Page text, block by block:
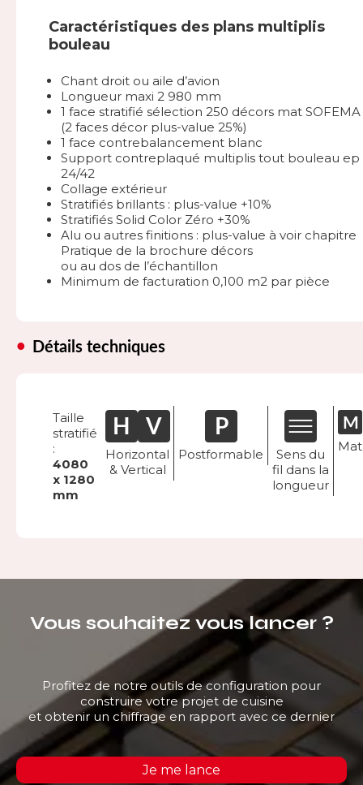
Caractéristiques des plans multiplis
bouleau
Chant droit ou aile d’avion
Longueur maxi 2 980 mm
1 face stratifié sélection 250 décors mat SOFEMA
(2 faces décor plus-value 25%)
1 face contrebalancement blanc
Support contreplaqué multiplis tout bouleau ep
24/42
Collage extérieur
Stratifiés brillants : plus-value +10%
Stratifiés Solid Color Zéro +30%
Alu ou autres finitions : plus-value à voir chapitre
Pratique de la brochure décors
ou au dos de l’échantillon
Minimum de facturation 0,100 m2 par pièce
Détails techniques
Taille
stratifié
:
4080
x 1280
mm
Horizontal
& Vertical
Postformable
Sens du
fil dans la
longueur
Mat
Vous souhaitez vous lancer ?
Profitez de notre outils de configuration pour
construire votre projet de cuisine
et obtenir un chiffrage en rapport avec ce dernier
Je me lance